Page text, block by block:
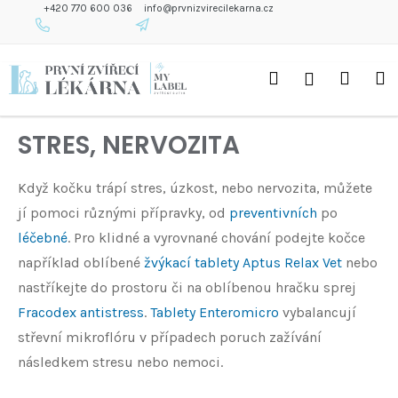
+420 770 600 036 info@prvnizvirecilekarna.cz
HledatPřihlášení
košík
STRES, NERVOZITA
Když kočku trápí stres, úzkost, nebo nervozita, můžete
jí pomoci různými přípravky, od preventivních po
léčebné. Pro klidné a vyrovnané chování podejte kočce
například oblíbené žvýkací tablety Aptus Relax Vet nebo
nastříkejte do prostoru či na oblíbenou hračku sprej
Fracodex antistress. Tablety Enteromicro vybalancují
střevní mikroflóru v případech poruch zažívání
následkem stresu nebo nemoci.
K C
O
P
O
Ř
E
B
U
J
E
T
E
N
A